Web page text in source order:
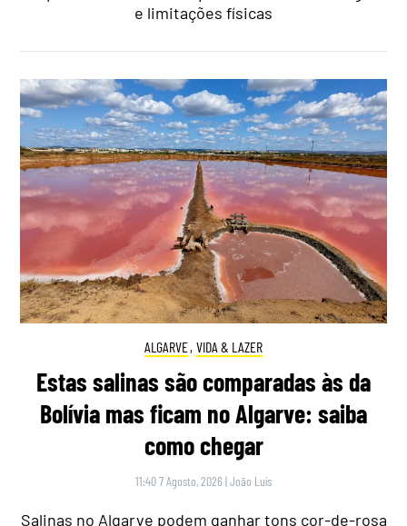
e limitações físicas
ALGARVE, VIDA & LAZER
Estas salinas são comparadas às da
Bolívia mas ficam no Algarve: saiba
como chegar
11:40 7 Agosto, 2026 |João Luís
Salinas no Algarve podem ganhar tons cor-de-rosa